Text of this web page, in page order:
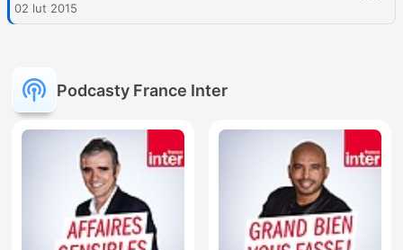
02 lut 2015
Podcasty France Inter